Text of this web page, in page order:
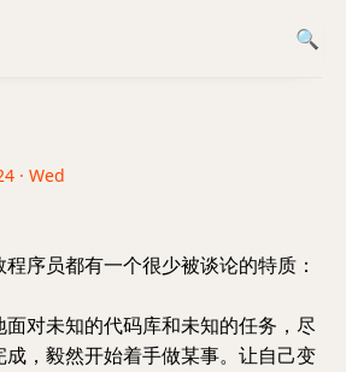
· Wed
序员都有一个很少被谈论的特质：
对未知的代码库和未知的任务，尽
，毅然开始着手做某事。让自己变